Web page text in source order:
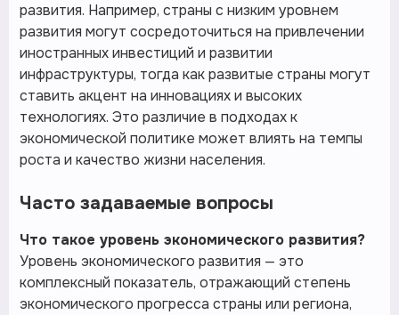
развития. Например, страны с низким уровнем
развития могут сосредоточиться на привлечении
иностранных инвестиций и развитии
инфраструктуры, тогда как развитые страны могут
ставить акцент на инновациях и высоких
технологиях. Это различие в подходах к
экономической политике может влиять на темпы
роста и качество жизни населения.
Часто задаваемые вопросы
Что такое уровень экономического развития?
Уровень экономического развития — это
комплексный показатель, отражающий степень
экономического прогресса страны или региона,